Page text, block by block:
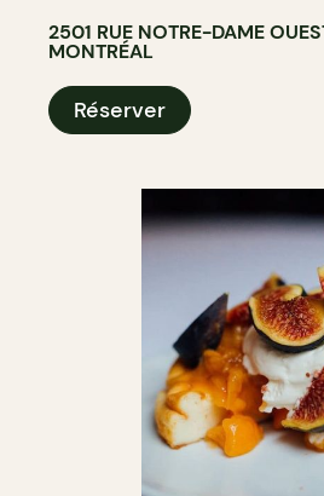
2501 RUE NOTRE-DAME
MONTRÉAL
Réserver